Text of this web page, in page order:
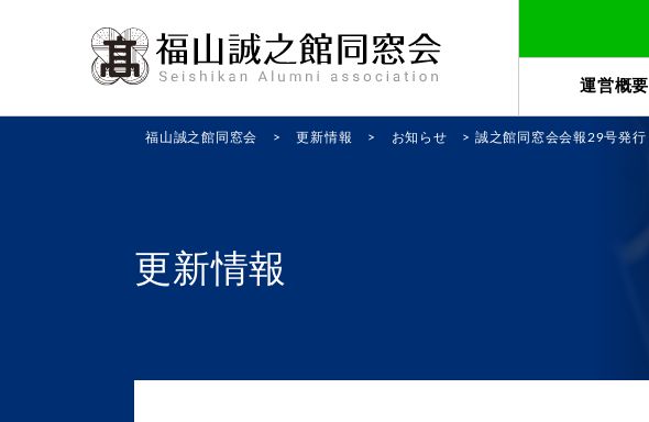
運営概要
福山誠之館同窓会 > 更新情報 > お知らせ > 誠之館同窓会会報29号発行
更新情報